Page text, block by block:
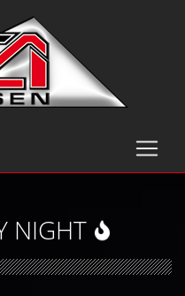
NIGHT